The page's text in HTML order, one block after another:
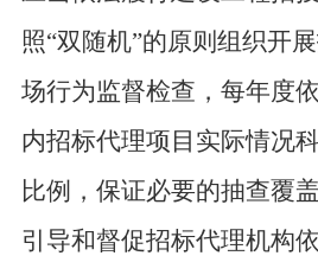
照“双随机”的原则组织开
场行为监督检查，每年度
内招标代理项目实际情况
比例，保证必要的抽查覆
引导和督促招标代理机构